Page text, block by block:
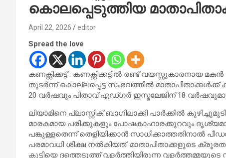
കൊലപ്പെടുത്തിയ
April 22, 2026 editor
Spread the love
കണക്റ്റിക്കട്ട് : കണക്റ്റിക്കട്ടിൽ രണ്ട് വയസ്സുകാരനായ
തുടർന്ന്‌ കൊല്ലപ്പെട്ട സംഭവത്തിൽ
20 വർഷവും പിതാവ് എഡ്ഗർ ഇസ്മലേജിന് 18
ലിയാമിനെ പ്ലാസ്റ്റിക് ബാഗിലാക്കി പാർക്കിൽ
മാരകമായ പരിക്കുകളും പോഷകാഹാരക്കുറവും
പങ്കുള്ളതെന്ന് തെളിയിക്കാൻ സാധിക്കാത്തതിനാൽ
പരമാവധി ശിക്ഷ നൽകിയത്. മാതാപിതാക്കളുടെ
കുട്ടിയെ ദത്തെടുത്ത് വളർത്തിയിരുന്ന വളർത്തമ്മയുടെ